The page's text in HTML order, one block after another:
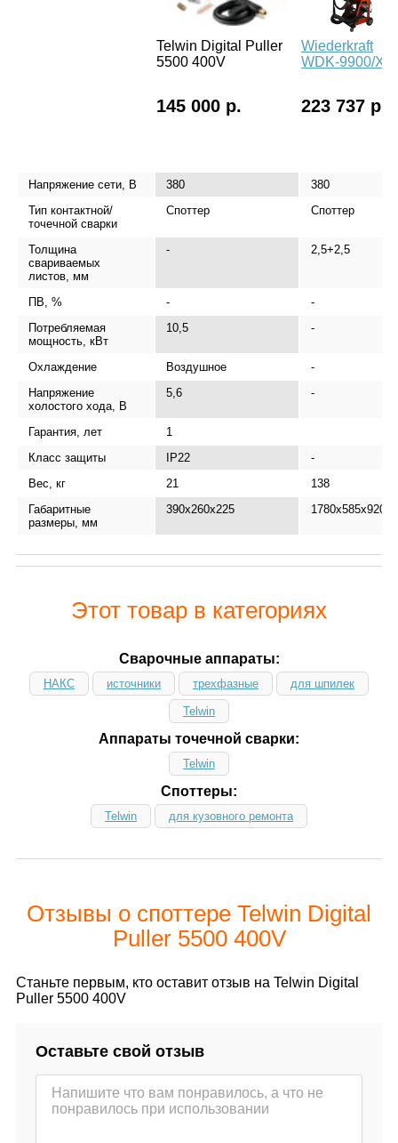
Telwin Digital Puller
5500 400V
Wiederkraft
WDK-9900/X
145 000 р. 223 737 р.
Напряжение сети, В 380
380
Тип контактной/
точечной сварки
Споттер Споттер
Толщина
свариваемых
листов, мм
- 2,5+2,5
ПВ, % -
-
Потребляемая
мощность, кВт
10,5 -
Охлаждение Воздушное
-
Напряжение
холостого хода, В
5,6 -
Гарантия, лет
1
Класс защиты
IP22
-
Вес, кг
21
138
Габаритные
размеры, мм
390x260x225 1780x585x920
Этот товар в категориях
Сварочные аппараты:
НАКС источники трехфазные для шпилек
Telwin
Аппараты точечной сварки:
Telwin
Споттеры:
Telwin для кузовного ремонта
Отзывы о споттере Telwin Digital
Puller 5500 400V
Станьте первым, кто оставит отзыв на Telwin Digital
Puller 5500 400V
Оставьте свой отзыв